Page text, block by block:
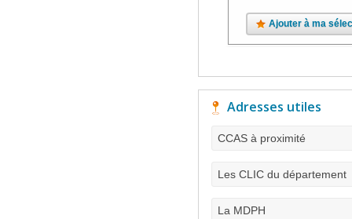
Ajouter à ma
Adresses utiles
CCAS à proximité
Les CLIC du département
La MDPH